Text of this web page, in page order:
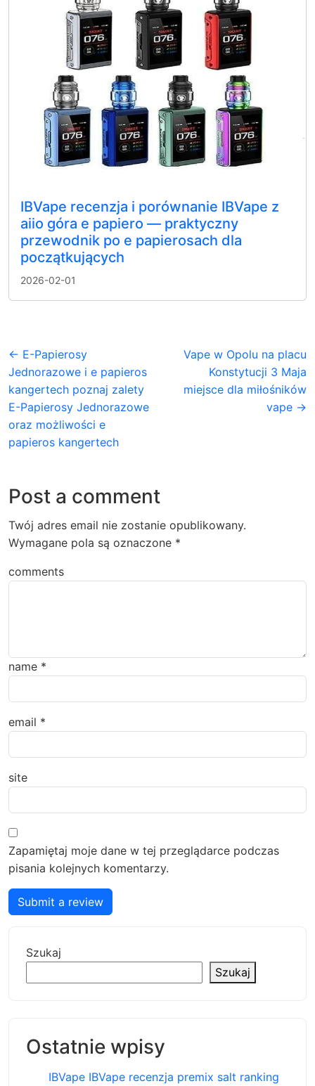
IBVape recenzja i porównanie IBVape z
aiio góra e papiero — praktyczny
przewodnik po e papierosach dla
początkujących
2026-02-01
← E-Papierosy
Jednorazowe i e papieros
kangertech poznaj zalety
E-Papierosy Jednorazowe
oraz możliwości e
papieros kangertech
Vape w Opolu na placu
Konstytucji 3 Maja
miejsce dla miłośników
vape →
Post a comment
Twój adres email nie zostanie opublikowany.
Wymagane pola są oznaczone *
comments
name *
email *
site
Zapamiętaj moje dane w tej przeglądarce podczas
pisania kolejnych komentarzy.
Submit a review
Szukaj
Szukaj
Ostatnie wpisy
IBVape IBVape recenzja premix salt ranking